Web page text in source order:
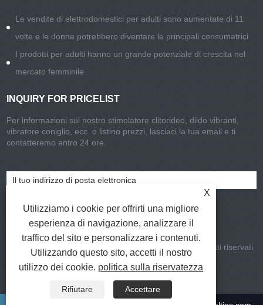
Le vendite di elettrodomestici per adulti sono aumentate di 11
volte e le donne potrebbero diventare le principali consumatrici
I prodotti per adulti hanno un grande potenziale di crescita nel
mercato femminile
INQUIRY FOR PRICELIST
Per informazioni sul nostro stimolatore clitorideo, dildo vibranti,
vibratore coniglio, ecc. o listino prezzi, lasciaci la tua email e ti
contatteremo entro 24 ore.
Copyright © 2021-2022 CHISA Group Limited Tutti i diritti riservati
Collegamenti
|Sitemap|RSS |XML
X
Utilizziamo i cookie per offrirti una migliore
esperienza di navigazione, analizzare il
traffico del sito e personalizzare i contenuti.
Utilizzando questo sito, accetti il ​​nostro
utilizzo dei cookie. politica sulla riservatezza
Rifiutare
Accettare